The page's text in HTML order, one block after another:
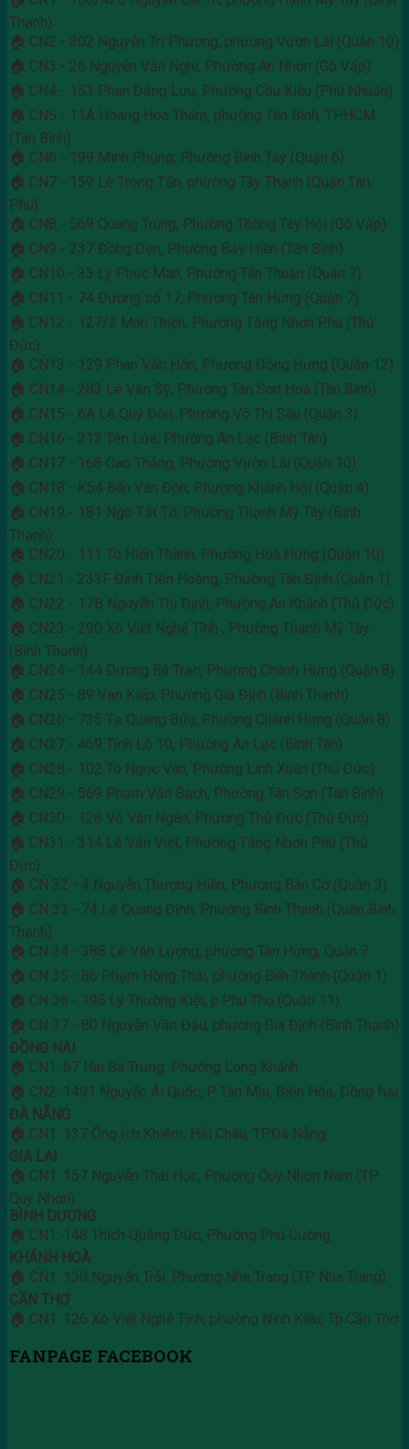
Thạnh)
🏠 CN2 - 302 Nguyễn Tri Phương, phường Vườn Lài (Quận 10)
🏠 CN3 - 26 Nguyễn Văn Nghi, Phường An Nhơn (Gò Vấp)
🏠 CN4 - 153 Phan Đăng Lưu, Phường Cầu Kiệu (Phú Nhuận)
🏠 CN5 - 11A Hoàng Hoa Thám, phường Tân Bình, TP.HCM
(Tân Bình)
🏠 CN6 - 199 Minh Phụng, Phường Bình Tây (Quận 6)
🏠 CN7 - 159 Lê Trọng Tấn, phường Tây Thạnh (Quận Tân
Phú)
🏠 CN8 - 569 Quang Trung, Phường Thông Tây Hội (Gò Vấp)
🏠 CN9 - 237 Đồng Đen, Phường Bảy Hiền (Tân Bình)
🏠 CN10 - 33 Lý Phục Man, Phường Tân Thuận (Quận 7)
🏠 CN11 - 74 Đường số 17, Phường Tân Hưng (Quận 7)
🏠 CN12 - 127/2 Man Thiện, Phường Tăng Nhơn Phú (Thủ
Đức)
🏠 CN13 - 129 Phan Văn Hớn, Phường Đông Hưng (Quận 12)
🏠 CN14 - 283 Lê Văn Sỹ, Phường Tân Sơn Hoà (Tân Bình)
🏠 CN15 - 6A Lê Quý Đôn, Phường Võ Thị Sáu (Quận 3)
🏠 CN16 - 213 Tên Lửa, Phường An Lạc (Bình Tân)
🏠 CN17 - 168 Cao Thắng, Phường Vườn Lài (Quận 10)
🏠 CN18 - K54 Bến Vân Đồn, Phường Khánh Hội (Quận 4)
🏠 CN19 - 181 Ngô Tất Tố, Phường Thạnh Mỹ Tây (Bình
Thạnh)
🏠 CN20 - 111 Tô Hiến Thành, Phường Hoà Hưng (Quận 10)
🏠 CN21 - 233F Đinh Tiên Hoàng, Phường Tân Định (Quận 1)
🏠 CN22 - 17B Nguyễn Thị Định, Phường An Khánh (Thủ Đức)
🏠 CN23 - 290 Xô Viết Nghệ Tĩnh , Phường Thạnh Mỹ Tây
(Bình Thạnh)
🏠 CN24 - 144 Dương Bá Trạc, Phường Chánh Hưng (Quận 8)
🏠 CN25 - 89 Vạn Kiếp, Phường Gia Định (Bình Thạnh)
🏠 CN26 - 735 Tạ Quang Bửu, Phường Chánh Hưng (Quận 8)
🏠 CN27 - 469 Tỉnh Lộ 10, Phường An Lạc (Bình Tân)
🏠 CN28 - 102 Tô Ngọc Vân, Phường Linh Xuân (Thủ Đức)
🏠 CN29 - 569 Phạm Văn Bạch, Phường Tân Sơn (Tân Bình)
🏠 CN30 - 128 Võ Văn Ngân, Phường Thủ Đức (Thủ Đức)
🏠 CN31 - 314 Lê Văn Việt, Phường Tăng Nhơn Phú (Thủ
Đức)
🏠 CN 32 - 4 Nguyễn Thượng Hiền, Phường Bàn Cờ (Quận 3)
🏠 CN 33 - 74 Lê Quang Định, Phường Bình Thạnh (Quận Bình
Thạnh)
🏠 CN 34 - 388 Lê Văn Lương, phường Tân Hưng, Quận 7
🏠 CN 35 - 86 Phạm Hồng Thái, phường Bến Thành (Quận 1)
🏠 CN 36 - 195 Lý Thường Kiệt, p.Phú Thọ (Quận 11)
🏠 CN 37 - 80 Nguyễn Văn Đậu, phường Gia Định (Bình Thạnh)
ĐỒNG NAI
🏠 CN1: 67 Hai Bà Trưng, Phường Long Khánh
🏠 CN2: 1491 Nguyễn Ái Quốc, P. Tân Mai, Biên Hòa, Đồng Nai
ĐÀ NẴNG
🏠 CN1: 137 Ông Ích Khiêm, Hải Châu, TP.Đà Nẵng
GIA LAI
🏠 CN1: 157 Nguyễn Thái Học, Phường Quy Nhơn Nam (TP.
Quy Nhơn)
BÌNH DƯƠNG
🏠 CN1: 148 Thích Quảng Đức, Phường Phú Cường
KHÁNH HOÀ
🏠 CN1: 130 Nguyễn Trãi, Phường Nha Trang (TP. Nha Trang)
CẦN THƠ
🏠 CN1: 126 Xô Viết Nghệ Tĩnh, phường Ninh Kiều, Tp.Cần Thơ
FANPAGE FACEBOOK